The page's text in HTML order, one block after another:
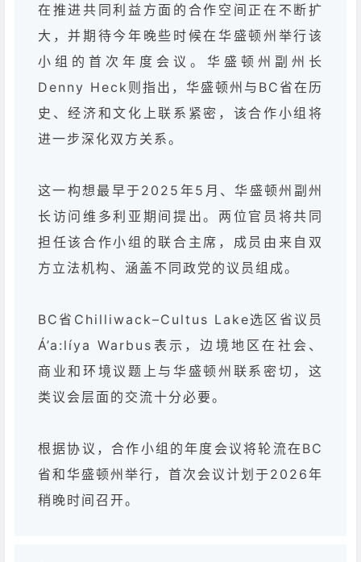
在推进共同利益方面的合作空间正在不断扩
大，并期待今年晚些时候在华盛顿州举行该
小组的首次年度会议。华盛顿州副州长
Denny Heck则指出，华盛顿州与BC省在历
史、经济和文化上联系紧密，该合作小组将
进一步深化双方关系。
这一构想最早于2025年5月、华盛顿州副州
长访问维多利亚期间提出。两位官员将共同
担任该合作小组的联合主席，成员由来自双
方立法机构、涵盖不同政党的议员组成。
BC省Chilliwack–Cultus Lake选区省议员
Á’a:líya Warbus表示，边境地区在社会、
商业和环境议题上与华盛顿州联系密切，这
类议会层面的交流十分必要。
根据协议，合作小组的年度会议将轮流在BC
省和华盛顿州举行，首次会议计划于2026年
稍晚时间召开。